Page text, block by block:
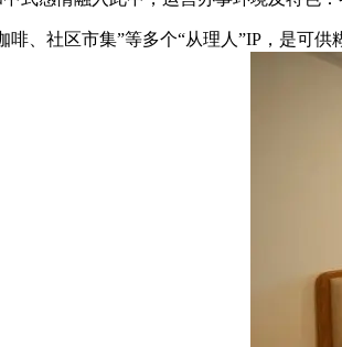
社区市集”等多个“从理人”IP，是可供